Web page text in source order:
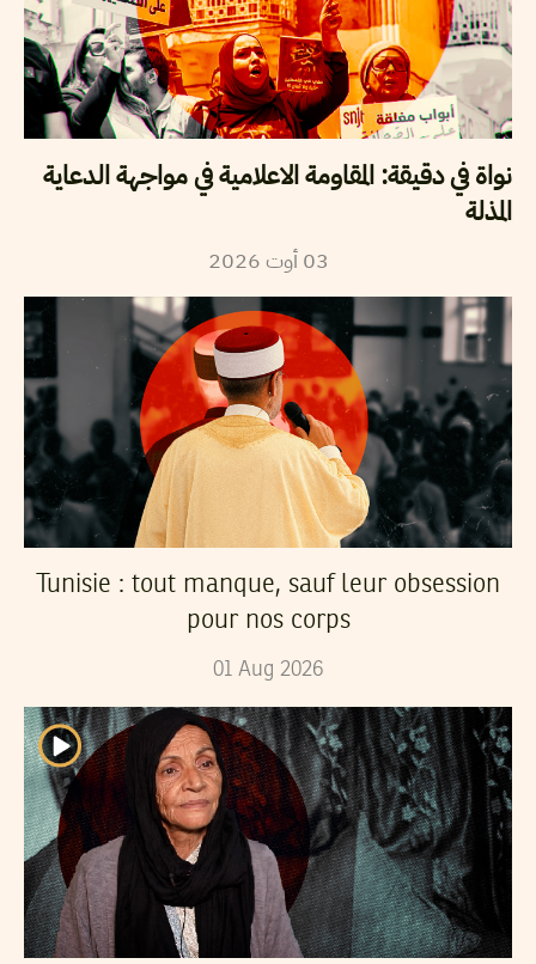
نواة في دقيقة: المقاومة الاعلامية في مواجهة الدعاية
المذلة
03 أوت2026
Tunisie : tout manque, sauf leur obsession
pour nos corps
01 Aug 2026